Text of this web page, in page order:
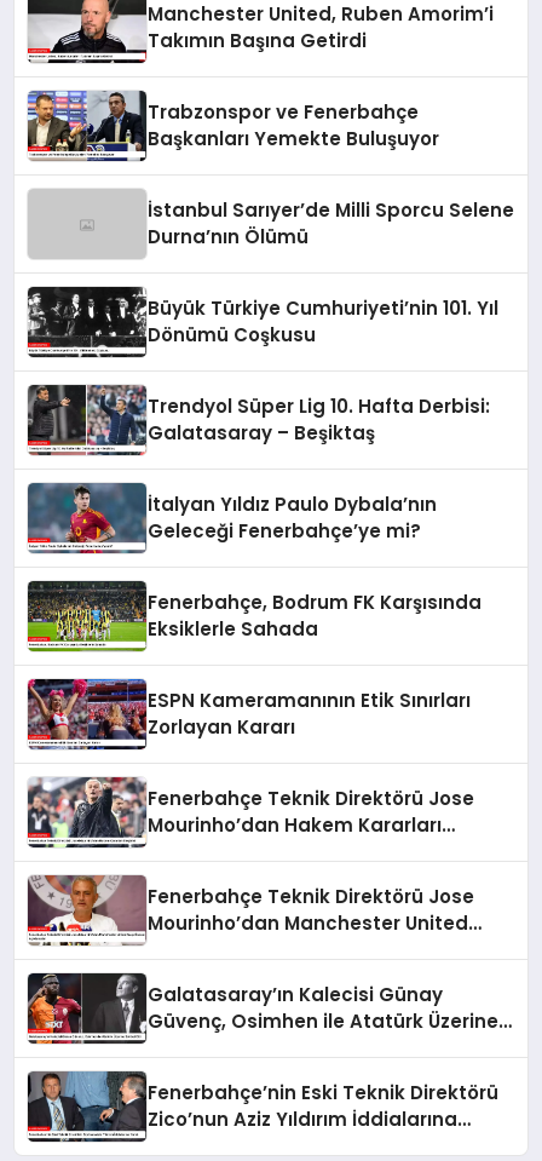
Manchester United, Ruben Amorim’i
Takımın Başına Getirdi
Trabzonspor ve Fenerbahçe
Başkanları Yemekte Buluşuyor
İstanbul Sarıyer’de Milli Sporcu Selene
Durna’nın Ölümü
Büyük Türkiye Cumhuriyeti’nin 101. Yıl
Dönümü Coşkusu
Trendyol Süper Lig 10. Hafta Derbisi:
Galatasaray – Beşiktaş
İtalyan Yıldız Paulo Dybala’nın
Geleceği Fenerbahçe’ye mi?
Fenerbahçe, Bodrum FK Karşısında
Eksiklerle Sahada
ESPN Kameramanının Etik Sınırları
Zorlayan Kararı
Fenerbahçe Teknik Direktörü Jose
Mourinho’dan Hakem Kararları
Fenerbahçe Teknik Direktörü Jose
Mourinho’dan Manchester United
Galatasaray’ın Kalecisi Günay
Güvenç, Osimhen ile Atatürk Üzerine
Fenerbahçe’nin Eski Teknik Direktörü
Zico’nun Aziz Yıldırım İddialarına